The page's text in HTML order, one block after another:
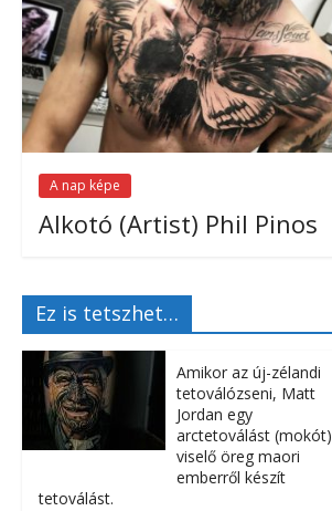
A nap képe
Alkotó (Artist) Phil Pinos
Ez is tetszhet…
Amikor az új-zélandi
tetoválózseni, Matt
Jordan egy
arctetoválást (mokót)
viselő öreg maori
emberről készít
tetoválást.